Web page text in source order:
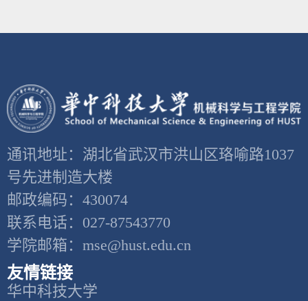
通讯地址：湖北省武汉市洪山区珞喻路1037
号先进制造大楼
邮政编码：430074
联系电话：027-87543770
学院邮箱：mse@hust.edu.cn
友情链接
华中科技大学